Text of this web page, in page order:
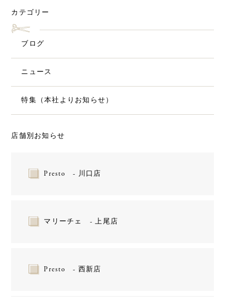
カテゴリー
ブログ
ニュース
特集（本社よりお知らせ）
店舗別お知らせ
Presto - 川口店
マリーチェ - 上尾店
Presto - 西新店